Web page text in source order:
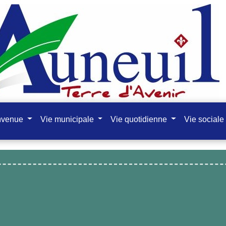
Vie municipale Vie quotidienne Vie sociale